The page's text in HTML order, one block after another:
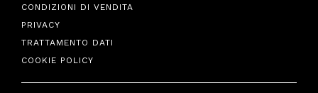
CONDIZIONI DI VENDITA
PRIVACY
TRATTAMENTO DATI
COOKIE POLICY